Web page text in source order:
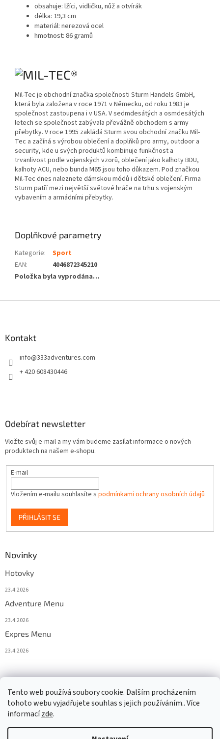
Tento web používá soubory cookie. Dalším procházením
tohoto webu vyjadřujete souhlas s jejich používáním.. Více
informacízde.
obsahuje: lžíci, vidličku, nůž a otvírák
délka: 19,3 cm
materiál: nerezová ocel
hmotnost: 86 gramů
Mil-Tec je obchodní značka společnosti Sturm Handels GmbH,
která byla založena v roce 1971 v Německu, od roku 1983 je
společnost zastoupena i v USA. V sedmdesátých a osmdesátých
letech se společnost zabývala převážně obchodem s army
přebytky. V roce 1995 zakládá Sturm svou obchodní značku Mil-
Tec a začíná s výrobou oblečení a doplňků pro army, outdoor a
security, kde u svých produktů kombinuje funkčnost a
trvanlivost podle vojenských vzorů, oblečení jako kalhoty BDU,
kalhoty ACU, nebo bunda M65 jsou toho důkazem. Pod značkou
Mil-Tec dnes naleznete dámskou módů i dětské oblečení. Firma
Sturm patří mezi největší světové hráče na trhu s vojenským
vybavením a armádními přebytky.
Doplňkové parametry
Kategorie:
Sport
EAN:
4046872345210
Položka byla vyprodána…
Kontakt
info@333adventures.com
+ 420 608430446
Odebírat newsletter
Vložte svůj e-mail a my vám budeme zasílat informace o nových
produktech na našem e-shopu.
E-mail
Vložením e-mailu souhlasíte s podmínkami ochrany osobních údajů
PŘIHLÁSIT SE
Novinky
Hotovky
23.4.2026
Adventure Menu
23.4.2026
Expres Menu
23.4.2026